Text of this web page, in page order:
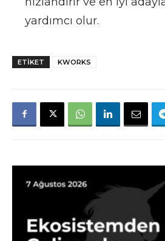
yardımcı olur.
ETIKET KWORKS